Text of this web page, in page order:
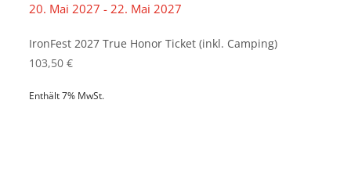
20. Mai 2027 - 22. Mai 2027
IronFest 2027 True Honor Ticket (inkl. Camping)
103,50€
Enthält 7% MwSt.